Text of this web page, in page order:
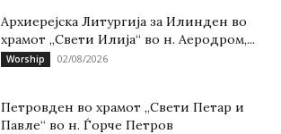
Архиерејска Литургија за Илинден во
храмот „Свети Илија“ во н. Аеродром,...
Worship 02/08/2026
Петровден во храмот „Свети Петар и
Павле“ во н. Ѓорче Петров